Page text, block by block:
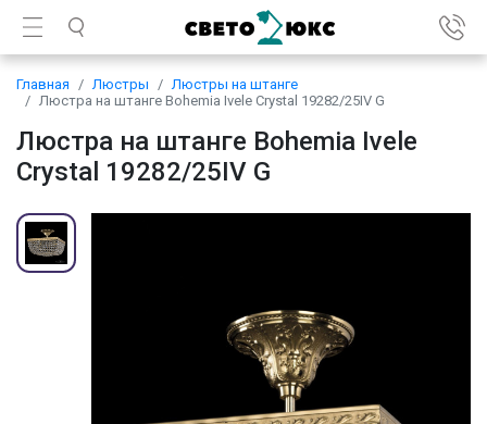
Главная Люстры
Люстры на штанге
Люстра на штанге Bohemia Ivele Crystal 19282/25IV G
Люстра на штанге Bohemia Ivele
Crystal 19282/25IV G